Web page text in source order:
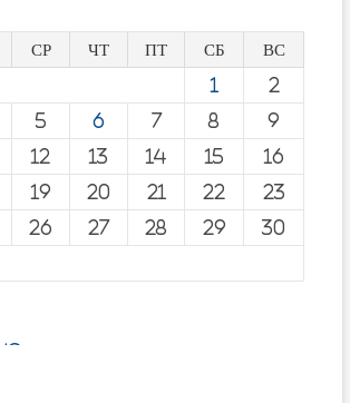
СР ЧТ ПТ СБ ВС
1 2
5 6 7 8 9
12 13 14 15 16
19 20 21 22 23
26 27 28 29 30